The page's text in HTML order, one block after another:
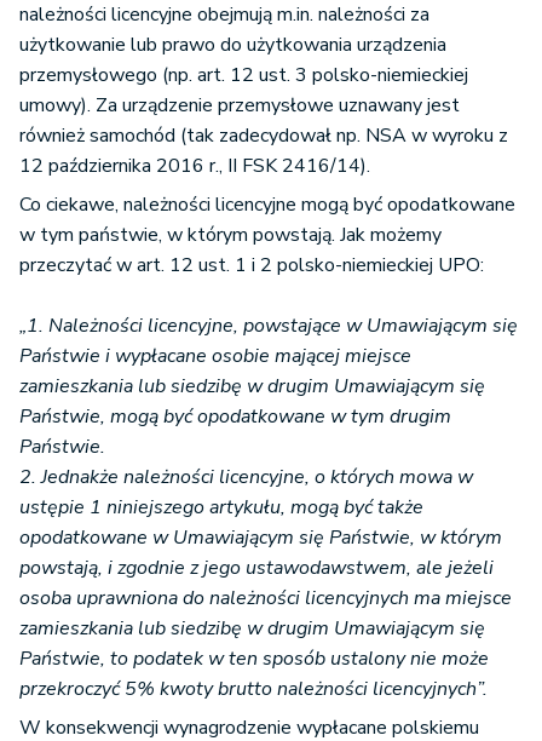
należności licencyjne obejmują m.in. należności za
użytkowanie lub prawo do użytkowania urządzenia
przemysłowego (np. art. 12 ust. 3 polsko-niemieckiej
umowy). Za urządzenie przemysłowe uznawany jest
również samochód (tak zadecydował np. NSA w wyroku z
12 października 2016 r., II FSK 2416/14).
Co ciekawe, należności licencyjne mogą być opodatkowane
w tym państwie, w którym powstają. Jak możemy
przeczytać w art. 12 ust. 1 i 2 polsko-niemieckiej UPO:
„1. Należności licencyjne, powstające w Umawiającym się
Państwie i wypłacane osobie mającej miejsce
zamieszkania lub siedzibę w drugim Umawiającym się
Państwie, mogą być opodatkowane w tym drugim
Państwie.
2. Jednakże należności licencyjne, o których mowa w
ustępie 1 niniejszego artykułu, mogą być także
opodatkowane w Umawiającym się Państwie, w którym
powstają, i zgodnie z jego ustawodawstwem, ale jeżeli
osoba uprawniona do należności licencyjnych ma miejsce
zamieszkania lub siedzibę w drugim Umawiającym się
Państwie, to podatek w ten sposób ustalony nie może
przekroczyć 5% kwoty brutto należności licencyjnych”.
W konsekwencji wynagrodzenie wypłacane polskiemu